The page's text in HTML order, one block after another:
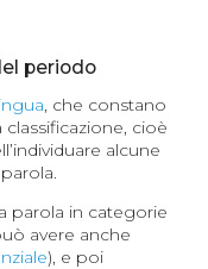
periodo
, che constano
cioè
alcune
parola in categorie
avere anche
), e poi